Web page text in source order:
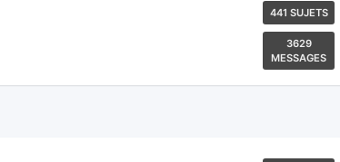
441 SUJETS
3629
MESSAGES